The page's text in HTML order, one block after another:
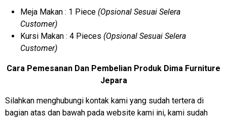
Meja Makan : 1 Piece (Opsional Sesuai Selera
Customer)
Kursi Makan : 4 Pieces (Opsional Sesuai Selera
Customer)
Cara Pemesanan Dan Pembelian Produk Dima Furniture
Jepara
Silahkan menghubungi kontak kami yang sudah tertera di
bagian atas dan bawah pada website kami ini, kami sudah